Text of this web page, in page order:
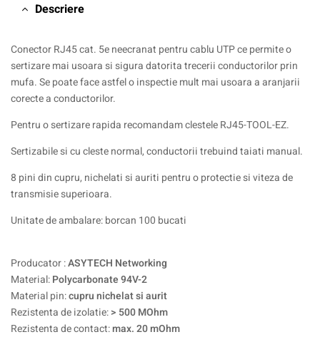
Descriere
Conector RJ45 cat. 5e neecranat pentru cablu UTP ce permite o
sertizare mai usoara si sigura datorita trecerii conductorilor prin
mufa. Se poate face astfel o inspectie mult mai usoara a aranjarii
corecte a conductorilor.
Pentru o sertizare rapida recomandam clestele RJ45-TOOL-EZ.
Sertizabile si cu cleste normal, conductorii trebuind taiati manual.
8 pini din cupru, nichelati si auriti pentru o protectie si viteza de
transmisie superioara.
Unitate de ambalare: borcan 100 bucati
Producator :ASYTECH Networking
Material:Polycarbonate 94V-2
Material pin:cupru nichelat si aurit
Rezistenta de izolatie:> 500 MOhm
Rezistenta de contact:max. 20 mOhm